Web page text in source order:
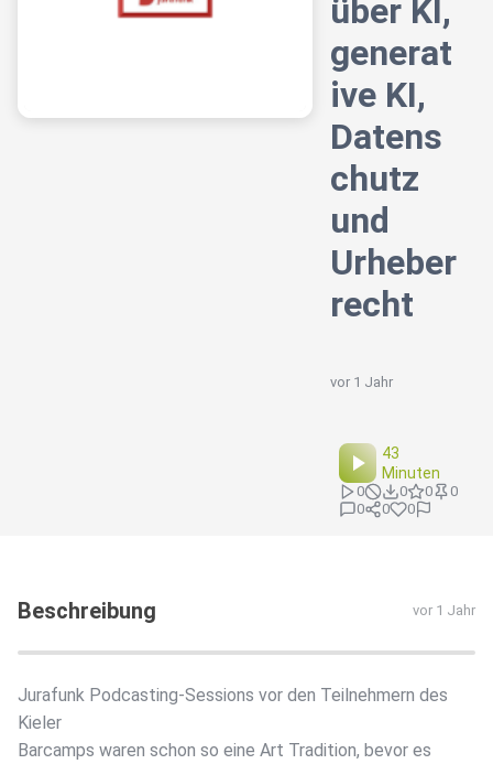
über KI,
generat
ive KI,
Datens
chutz
und
Urheber
recht
vor 1 Jahr
43
Minuten
0 0 0
0
0
0 0
Beschreibung vor 1 Jahr
Jurafunk Podcasting-Sessions vor den Teilnehmern des
Kieler
Barcamps waren schon so eine Art Tradition, bevor es